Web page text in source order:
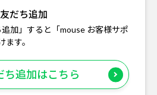
友だち追加
加」すると「mouse お客様サポ
す。
ち追加はこちら